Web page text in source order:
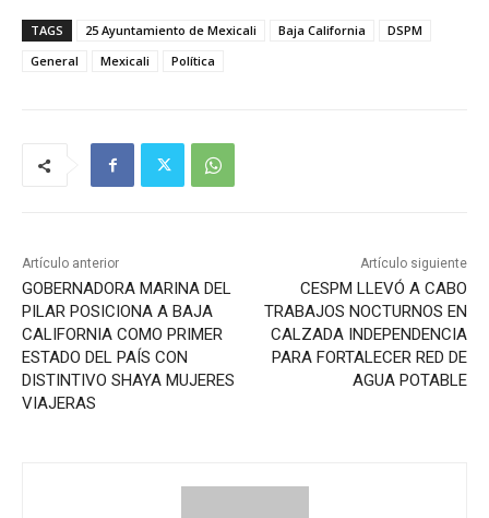
TAGS 25 Ayuntamiento de Mexicali Baja California
DSPM
General
Mexicali Política
Artículo anterior
GOBERNADORA MARINA DEL
PILAR POSICIONA A BAJA
CALIFORNIA COMO PRIMER
ESTADO DEL PAÍS CON
DISTINTIVO SHAYA MUJERES
VIAJERAS
Artículo siguiente
CESPM LLEVÓ A CABO
TRABAJOS NOCTURNOS EN
CALZADA INDEPENDENCIA
PARA FORTALECER RED DE
AGUA POTABLE